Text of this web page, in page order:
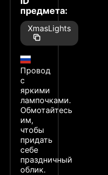
предмета:
XmasLights
Провод
с
яркими
лампочками.
Обмотайтесь
им,
чтобы
придать
себе
праздничный
облик.